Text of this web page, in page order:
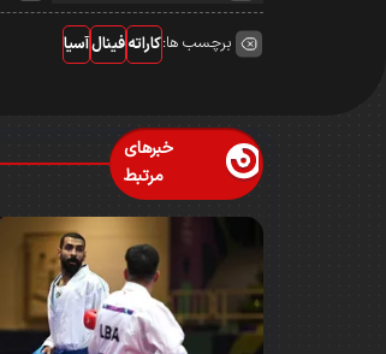
برچسب ها:کاراتهفینالآسیا
خبرهای
مرتبط